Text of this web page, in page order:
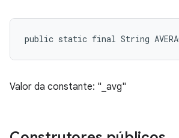
public static final String
Valor da constante: "_avg"